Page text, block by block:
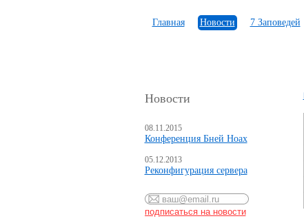
Главная Новости 7 Заповедей
Новости
08.11.2015
Конференция Бней Ноах
05.12.2013
Реконфигурация сервера